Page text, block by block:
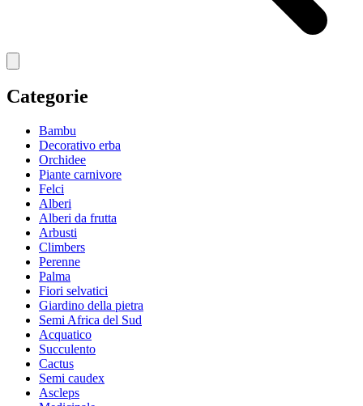
Categorie
Bambu
Decorativo erba
Orchidee
Piante carnivore
Felci
Alberi
Alberi da frutta
Arbusti
Climbers
Perenne
Palma
Fiori selvatici
Giardino della pietra
Semi Africa del Sud
Acquatico
Succulento
Cactus
Semi caudex
Ascleps